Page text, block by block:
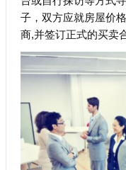
子，双方应就房屋价
商,并签订正式的买卖